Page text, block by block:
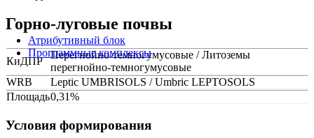
Атрибутивный блок
Программные комплексы
Горно-луговые почвы
КиДПР
Перегнойно-темногумусовые / Литоземы
перегнойно-темногумусовые
WRB
Leptic UMBRISOLS / Umbric LEPTOSOLS
Площадь0,31%
Условия формирования